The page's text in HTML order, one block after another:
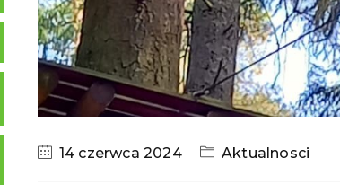
14 czerwca 2024 Aktualnosci